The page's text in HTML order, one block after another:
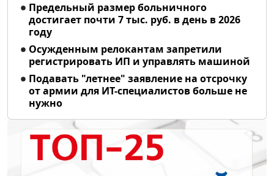
Предельный размер больничного
достигает почти 7 тыс. руб. в день в 2026
году
Осужденным релокантам запретили
регистрировать ИП и управлять машиной
Подавать "летнее" заявление на отсрочку
от армии для ИТ-специалистов больше не
нужно